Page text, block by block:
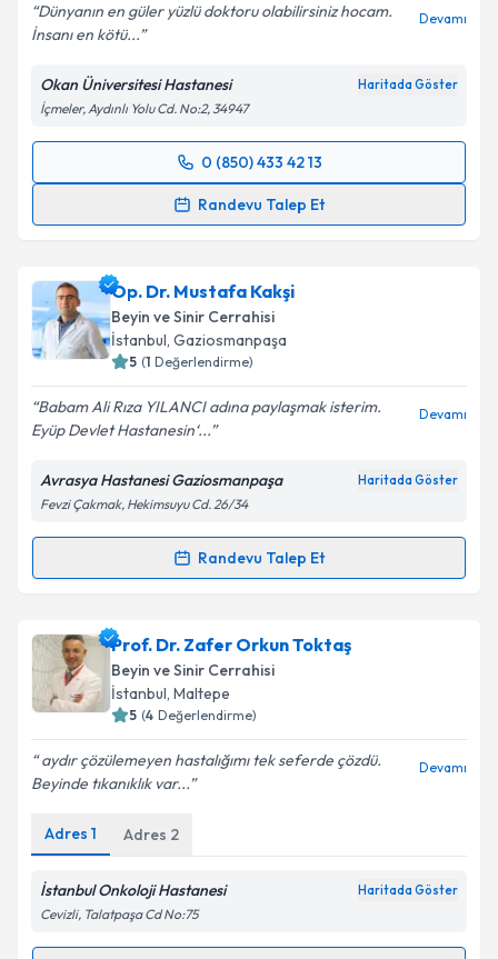
Metni'ni okudum ve kişisel verilerimin belirtilen
kapsamda işlenmesini kabul ediyorum.
Takvim Talebini Gönder
Dünyanın en güler yüzlü doktoru olabilirsiniz hocam.
İnsanı en kötü...
Devamı
Okan Üniversitesi Hastanesi Haritada Göster
İçmeler, Aydınlı Yolu Cd. No:2, 34947
0 (850) 433 42 13
Randevu Talep Et
Randevu Takvimi Talebi
takvim hazırlandığında e-posta ile bilgilendireceğiz.
E-posta Adresiniz
kapsamda işlenmesini kabul ediyorum.
Takvim Talebini Gönder
Op. Dr. Mustafa Kakşi
Beyin ve Sinir Cerrahisi
İstanbul, Gaziosmanpaşa
5 (1 Değerlendirme)
Babam Ali Rıza YILANCI adına paylaşmak isterim.
Eyüp Devlet Hastanesin‘...
Devamı
Avrasya Hastanesi Gaziosmanpaşa Haritada Göster
Fevzi Çakmak, Hekimsuyu Cd. 26/34
Randevu Talep Et
Randevu Takvimi Talebi
Op. Dr. Mustafa Kakşiiçin randevu takvimi talebi
oluşturun. Size bu uzmandan randevu almanız için bir
takvim hazırlandığında e-posta ile bilgilendireceğiz.
Kişisel verilerimin işlenmesine ilişkin
Metni'ni okudum ve kişisel verilerimin belirtilen
kapsamda işlenmesini kabul ediyorum.
Takvim Talebini Gönder
Prof. Dr. Zafer Orkun Toktaş
Beyin ve Sinir Cerrahisi
İstanbul, Maltepe
5 (4 Değerlendirme)
aydır çözülemeyen hastalığımı tek seferde çözdü.
Beyinde tıkanıklık var...
Devamı
Adres 1 Adres 2
İstanbul Onkoloji Hastanesi Haritada Göster
Cevizli, Talatpaşa Cd No:75